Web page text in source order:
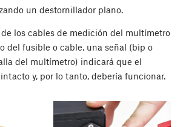
un destornillador plano.
los cables de medición del multímetro
del fusible o cable, una señal (bip o
del multímetro) indicará que el
y, por lo tanto, debería funcionar.